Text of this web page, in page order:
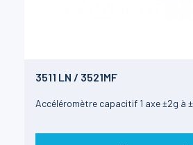
3511 LN / 3521MF
Accéléromètre capacitif 1 axe ±2g à